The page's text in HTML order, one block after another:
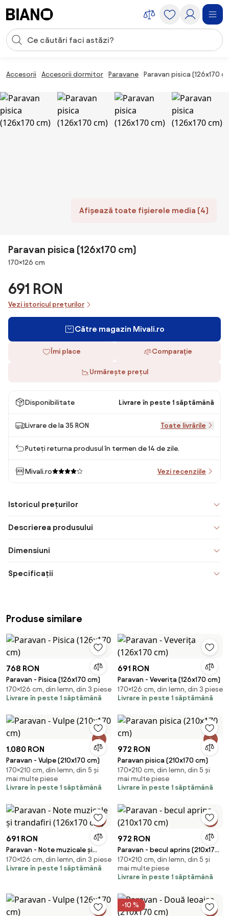
Introducerea căutării
Accesorii Accesorii dormitor Paravane Paravan pisica (126x170
Afișează toate fișierele media (4)
Paravan pisica (126x170 cm)
Dimensiuni
170×126 cm
691 RON
Vezi istoricul prețurilor
Către magazin Mivali.ro
Îmi place Comparaţie
Urmărește prețul
Disponibilitate Livrare în peste 1 săptămână
Livrare de la 35 RON Toate livrările
Puteți returna produsul în termen de 14 de zile.
Mivali.ro Vezi recenziile
Istoricul prețurilor
Descrierea produsului
Dimensiuni
Specificații
Produse similare
768 RON
Paravan - Pisica (126x170 cm)
170×126 cm, din lemn, din 3 piese
Livrare în peste 1 săptămână
691 RON
Paravan - Veverița (126x170 cm)
170×126 cm, din lemn, din 3 piese
Livrare în peste 1 săptămână
1.080 RON
Paravan - Vulpe (210x170 cm)
170×210 cm, din lemn, din 5 și
mai multe piese
Livrare în peste 1 săptămână
972 RON
Paravan pisica (210x170 cm)
170×210 cm, din lemn, din 5 și
mai multe piese
Livrare în peste 1 săptămână
691 RON
Paravan - Note muzicale și
trandafiri (126x170 cm)
170×126 cm, din lemn, din 3 piese
Livrare în peste 1 săptămână
972 RON
Paravan - becul aprins (210x170
cm)
170×210 cm, din lemn, din 5 și
mai multe piese
Livrare în peste 1 săptămână
-10 %